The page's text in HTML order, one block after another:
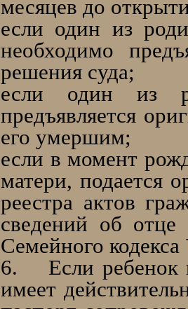
месяцев до
если один из
необходимо
решения суда;
если один из
предъявляется
его умершим;
если в момент
матери, подается
реестра актов
сведений об отце
Семейного
6.
Если
имеет